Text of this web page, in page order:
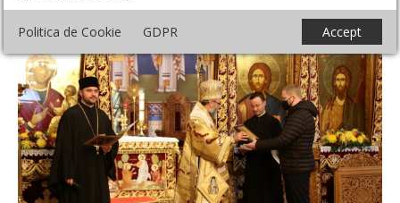
Politica de Cookie GDPR Accept